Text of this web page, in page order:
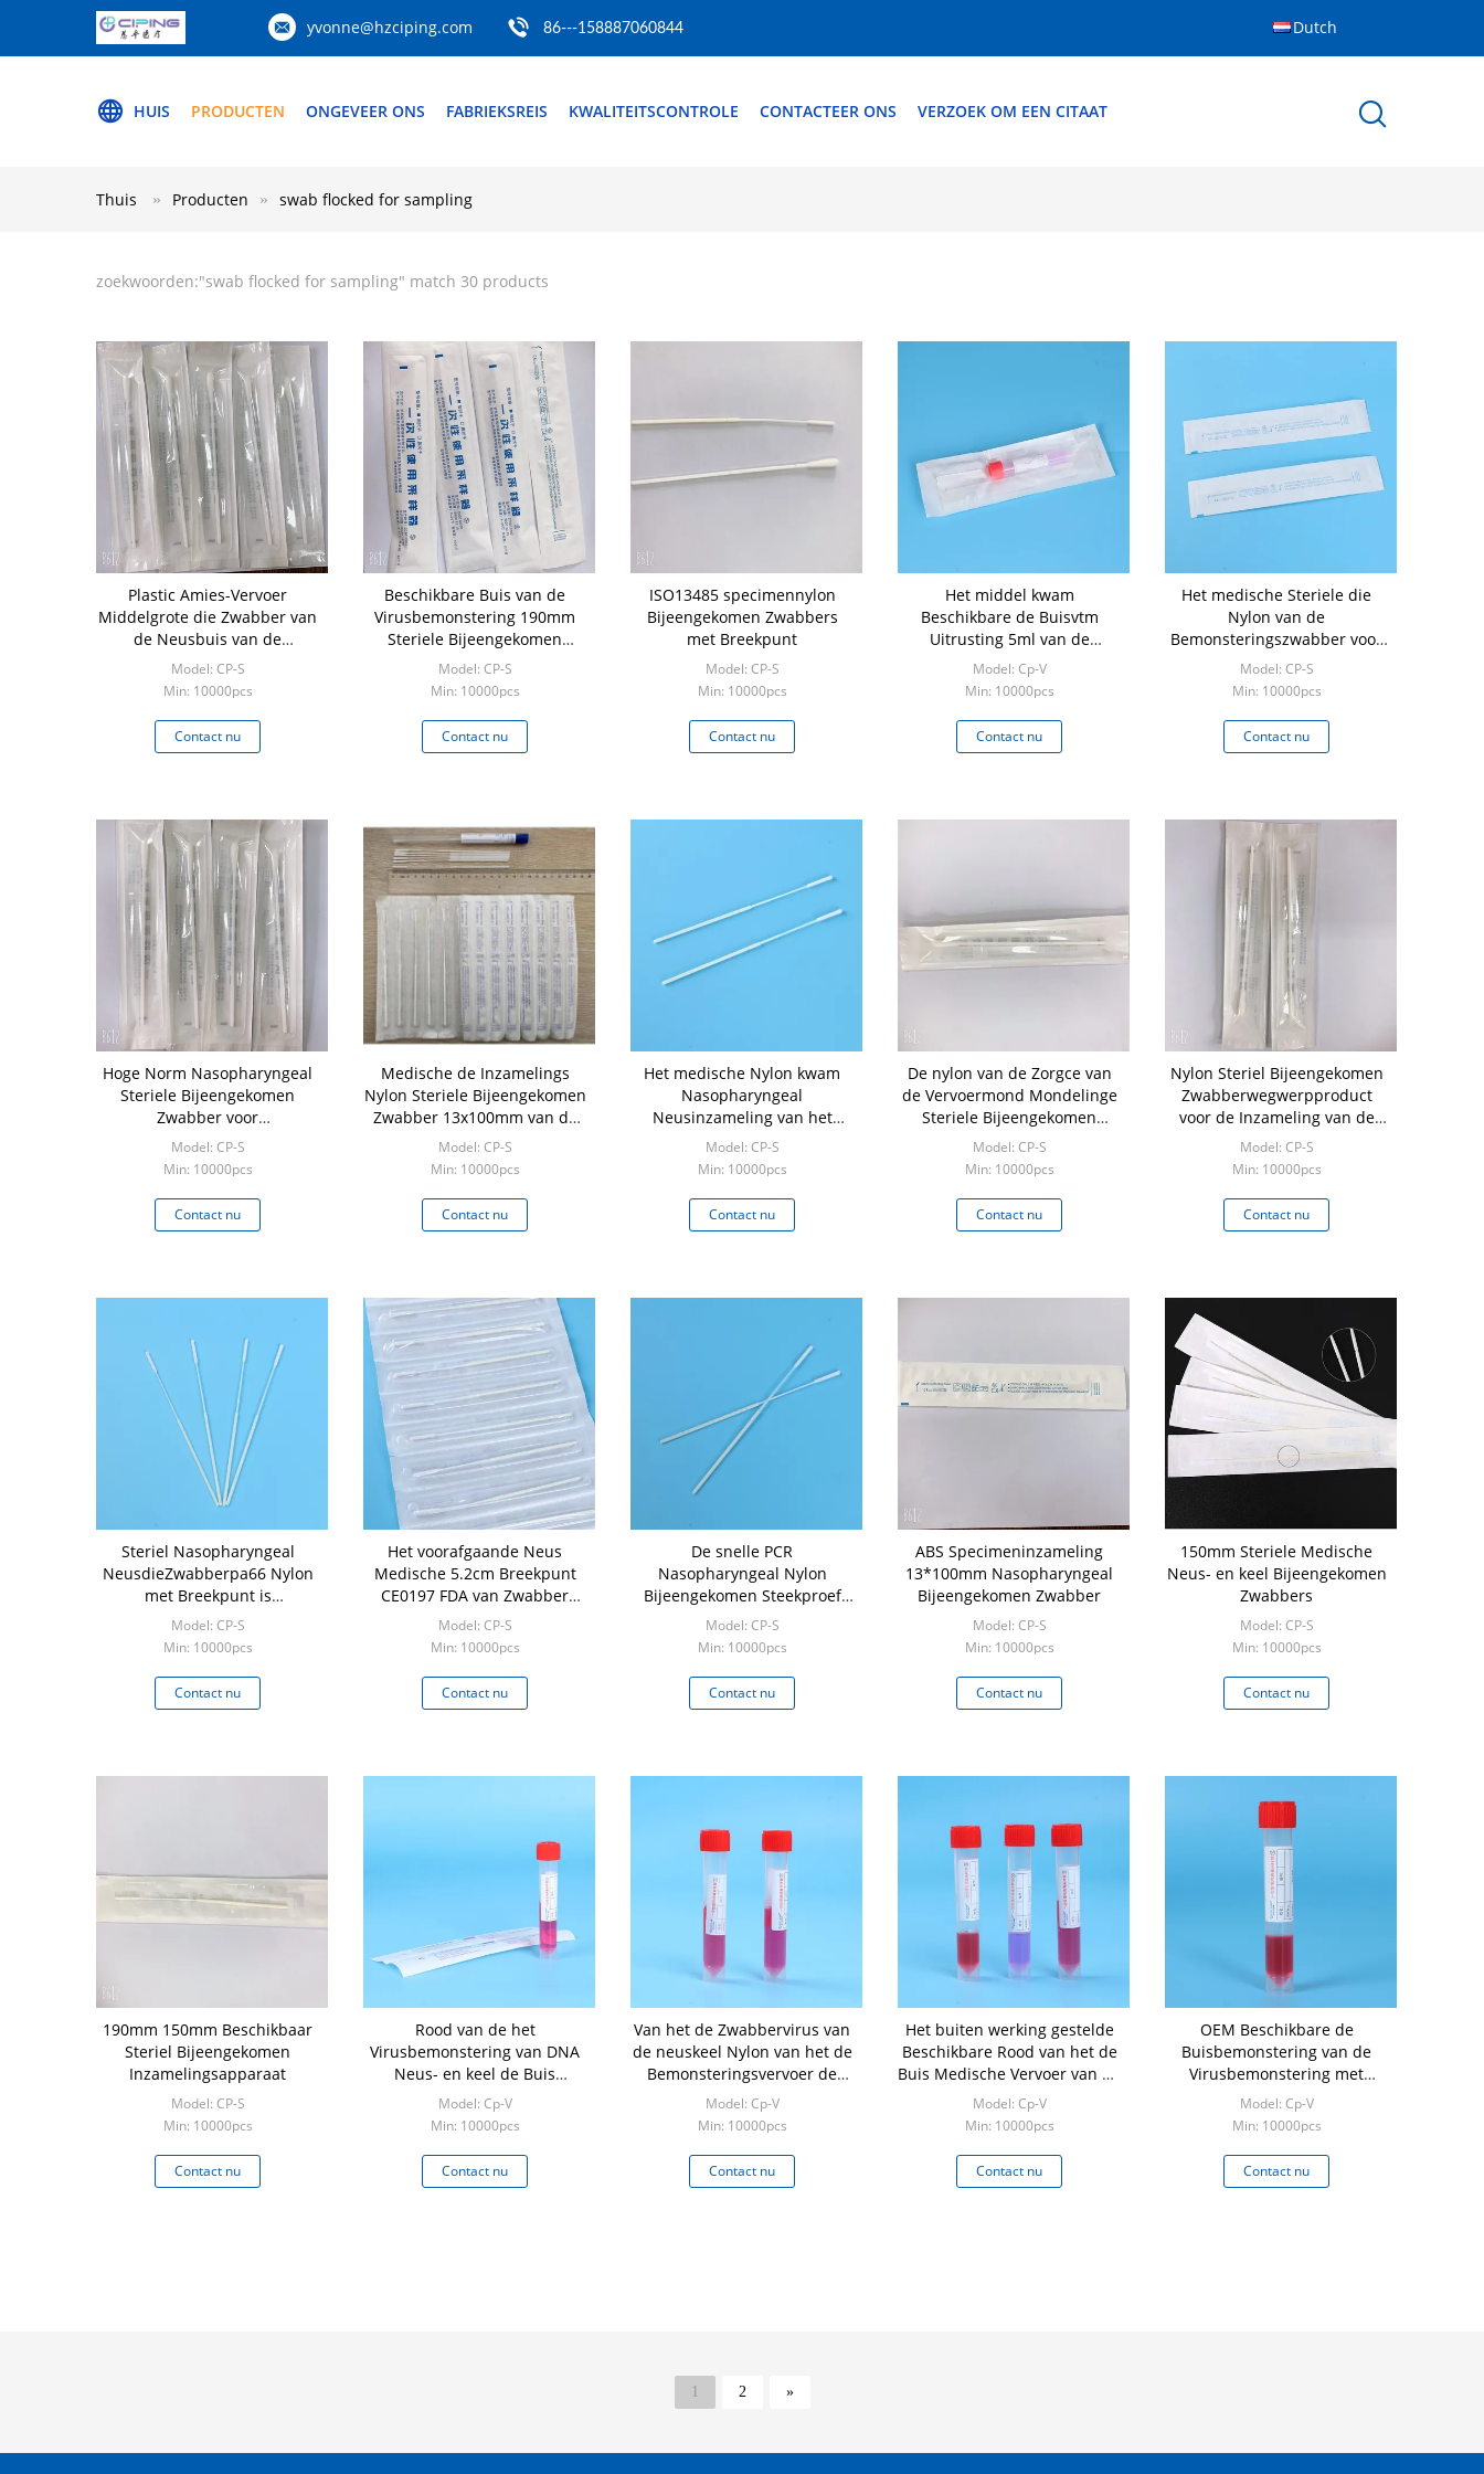
yvonne@hzciping.com 86---158887060844 Dutch
HUIS PRODUCTEN ONGEVEER ONS FABRIEKSREIS KWALITEITSCONTROLE CONTACTEER ONS VERZOEK OM EEN CITAAT
Thuis Producten swab flocked for sampling
zoekwoorden:"swab flocked for sampling" match 30 products
Plastic Amies-Vervoer
Middelgrote die Zwabber van
de Neusbuis van de
Passagesbemonstering is
bijeengekomen
Model: CP-S
Min: 10000pcs
Contact nu
Beschikbare Buis van de
Virusbemonstering 190mm
Steriele Bijeengekomen
Zwabber
Model: CP-S
Min: 10000pcs
Contact nu
ISO13485 specimennylon
Bijeengekomen Zwabbers
met Breekpunt
Model: CP-S
Min: 10000pcs
Contact nu
Het middel kwam
Beschikbare de Buisvtm
Uitrusting 5ml van de
Virusbemonstering bijeen
Model: Cp-V
Min: 10000pcs
Contact nu
Het medische Steriele die
Nylon van de
Bemonsteringszwabber voor
Snelle Test is bijeengekomen
Model: CP-S
Min: 10000pcs
Contact nu
Hoge Norm Nasopharyngeal
Steriele Bijeengekomen
Zwabber voor
Steekproefinzameling
Model: CP-S
Min: 10000pcs
Contact nu
Medische de Inzamelings
Nylon Steriele Bijeengekomen
Zwabber 13x100mm van de
Virustest
Model: CP-S
Min: 10000pcs
Contact nu
Het medische Nylon kwam
Nasopharyngeal
Neusinzameling van het
Zwabbersspecimen bijeen
Model: CP-S
Min: 10000pcs
Contact nu
De nylon van de Zorgce van
de Vervoermond Mondelinge
Steriele Bijeengekomen
Zwabber
Model: CP-S
Min: 10000pcs
Contact nu
Nylon Steriel Bijeengekomen
Zwabberwegwerpproduct
voor de Inzameling van de
Virusbemonstering
Model: CP-S
Min: 10000pcs
Contact nu
Steriel Nasopharyngeal
NeusdieZwabberpa66 Nylon
met Breekpunt is
bijeengekomen
Model: CP-S
Min: 10000pcs
Contact nu
Het voorafgaande Neus
Medische 5.2cm Breekpunt
CE0197 FDA van Zwabber
Steriele Vervoer
Model: CP-S
Min: 10000pcs
Contact nu
De snelle PCR
Nasopharyngeal Nylon
Bijeengekomen Steekproef
van de Test Neuszwabber
verzamelt
Model: CP-S
Min: 10000pcs
Contact nu
ABS Specimeninzameling
13*100mm Nasopharyngeal
Bijeengekomen Zwabber
Model: CP-S
Min: 10000pcs
Contact nu
150mm Steriele Medische
Neus- en keel Bijeengekomen
Zwabbers
Model: CP-S
Min: 10000pcs
Contact nu
190mm 150mm Beschikbaar
Steriel Bijeengekomen
Inzamelingsapparaat
Model: CP-S
Min: 10000pcs
Contact nu
Rood van de het
Virusbemonstering van DNA
Neus- en keel de Buis
Medisch pp Materiaal
Model: Cp-V
Min: 10000pcs
Contact nu
Van het de Zwabbervirus van
de neuskeel Nylon van het de
Bemonsteringsvervoer de
Buis Medische Steriel
Model: Cp-V
Min: 10000pcs
Contact nu
Het buiten werking gestelde
Beschikbare Rood van het de
Buis Medische Vervoer van de
Virusbemonstering
Model: Cp-V
Min: 10000pcs
Contact nu
OEM Beschikbare de
Buisbemonstering van de
Virusbemonstering met
Zwabber3ml Media
Model: Cp-V
Min: 10000pcs
Contact nu
1 2 »